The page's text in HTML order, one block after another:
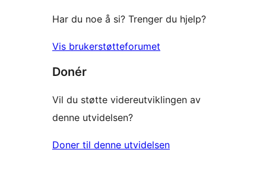
Har du noe å si? Trenger du hjelp?
Vis brukerstøtteforumet
Donér
Vil du støtte videreutviklingen av
denne utvidelsen?
Doner til denne utvidelsen